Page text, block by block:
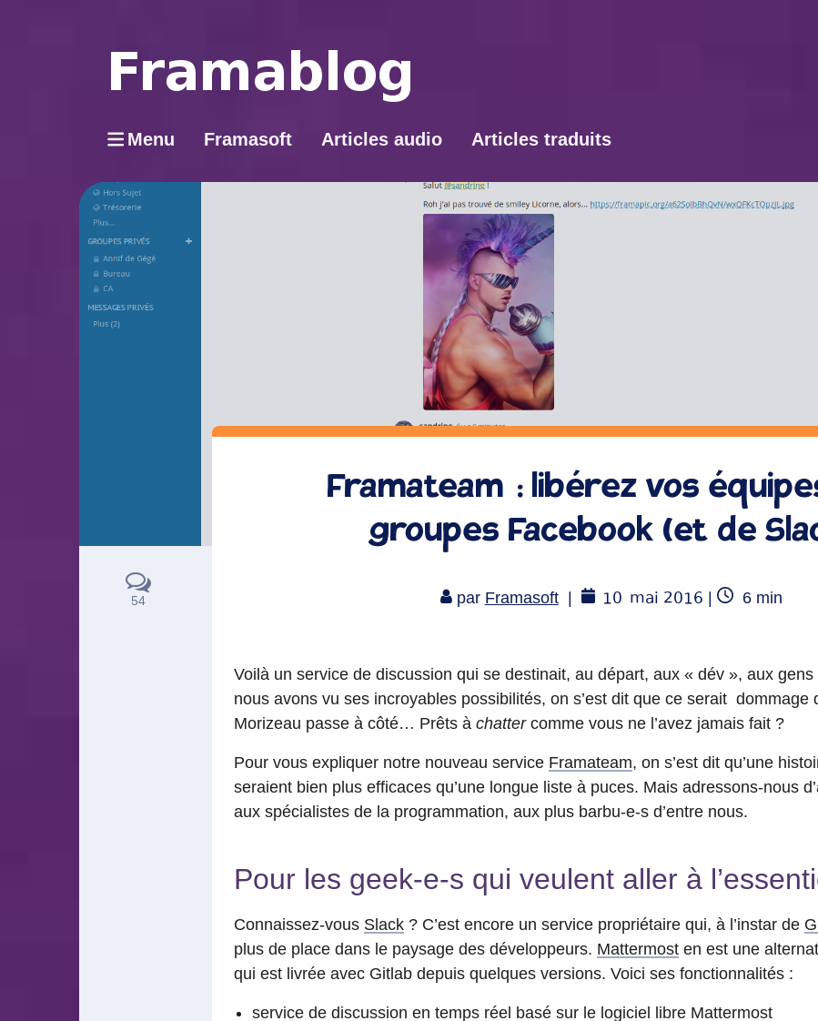
Menu Framasoft Articles audio Articles traduits
54
Framateam : libérez vos
groupes Facebook (et de
par Framasoft 10 mai 2016 |
Temps
6 min
Voilà un service de discussion qui se destinait, au départ, aux « dév », aux
nous avons vu ses incroyables possibilités, on s’est dit que ce serait dommage
Morizeau passe à côté… Prêts à chattercomme vous ne l’avez jamais fait ?
Pour vous expliquer notre nouveau service Framateam, on s’est dit qu’une
seraient bien plus efficaces qu’une longue liste à puces. Mais adressons-nous
aux spécialistes de la programmation, aux plus barbu-e-s d’entre nous.
Pour les geek-e-s qui veulent aller à
Connaissez-vous Slack? C’est encore un service propriétaire qui, à l’instar de
plus de place dans le paysage des développeurs. Mattermosten est une
qui est livrée avec Gitlab depuis quelques versions. Voici ses fonctionnalités :
service de discussion en temps réel basé sur le logiciel libre Mattermost